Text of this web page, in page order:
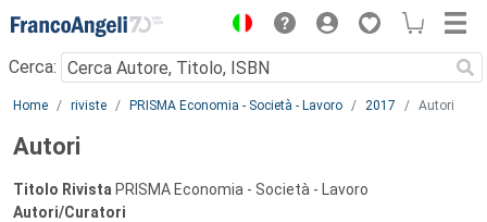
Menu
Cerca:
Main content
Home riviste PRISMA Economia - Società - Lavoro 2017 Autori
Autori
Titolo Rivista PRISMA Economia - Società - Lavoro
Autori/Curatori